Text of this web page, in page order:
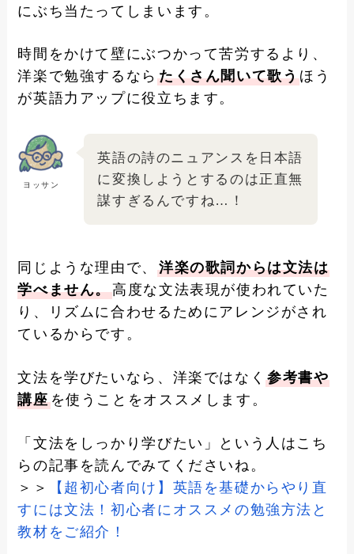
にぶち当たってしまいます。
時間をかけて壁にぶつかって苦労するより、
洋楽で勉強するなら たくさん聞いて歌うほう
が英語力アップに役立ちます。
ヨッサン
英語の詩のニュアンスを日本語
に変換しようとするのは正直無
謀すぎるんですね…！
同じような理由で、 洋楽の歌詞からは文法は
学べません。高度な文法表現が使われていた
り、リズムに合わせるためにアレンジがされ
ているからです。
文法を学びたいなら、洋楽ではなく参考書や
講座を使うことをオススメします。
「文法をしっかり学びたい」という人はこち
らの記事を読んでみてくださいね。
＞＞
【超初心者向け】英語を基礎からやり直
すには文法！初心者にオススメの勉強方法と
教材をご紹介！